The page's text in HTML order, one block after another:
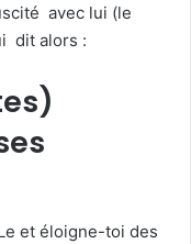
avec lui (le
dit alors :
et éloigne-toi des